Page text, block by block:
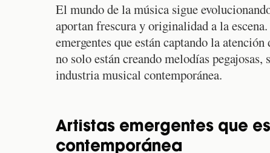
El mundo de la música sigue
aportan frescura y originalidad a la
emergentes que están captando la
no solo están creando melodías
industria musical contemporánea.
Artistas emergentes que
contemporánea